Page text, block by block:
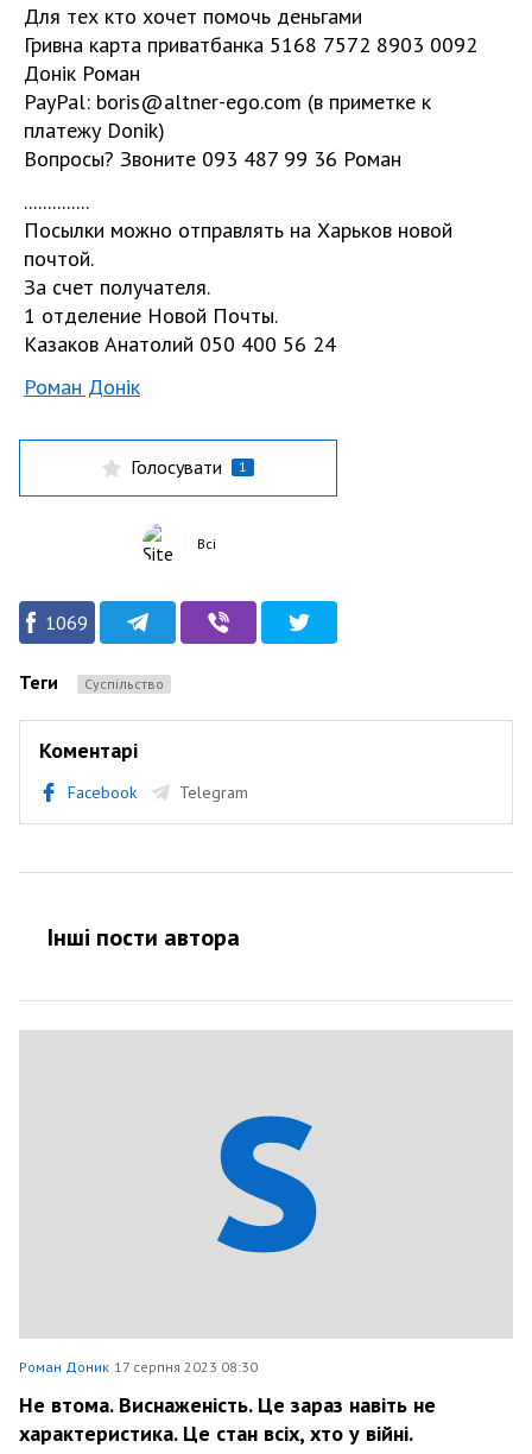
Для тех кто хочет помочь деньгами
Гривна карта приватбанка 5168 7572 8903 0092
Донік Роман
PayPal: boris@altner-ego.com (в приметке к
платежу Donik)
Вопросы? Звоните 093 487 99 36 Роман
..............
Посылки можно отправлять на Харьков новой
почтой.
За счет получателя.
1 отделение Новой Почты.
Казаков Анатолий 050 400 56 24
Роман Донік
Голосувати 1
Всі
1069
Теги Суспільство
Коментарі
Facebook Telegram
Інші пости автора
Роман Доник 17 серпня 2023 08:30
Не втома. Виснаженість. Це зараз навіть не
характеристика. Це стан всіх, хто у війні.